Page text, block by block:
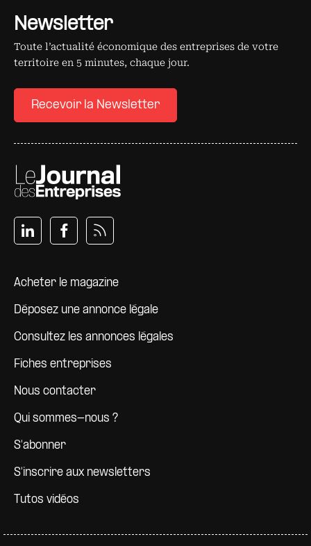
Newsletter
Toute l’actualité économique des entreprises de votre
territoire en 5 minutes, chaque jour.
Recevoir la Newsletter
Pied de page
Acheter le magazine
Déposez une annonce légale
Consultez les annonces légales
Fiches entreprises
Nous contacter
Qui sommes-nous ?
S'abonner
S'inscrire aux newsletters
Tutos vidéos